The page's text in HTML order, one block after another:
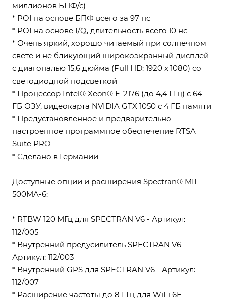
миллионов БПФ/с)
* POI на основе БПФ всего за 97 нс
* POI на основе I/Q, длительность всего 10 нс
* Очень яркий, хорошо читаемый при солнечном
свете и не бликующий широкоэкранный дисплей
с диагональю 15,6 дюйма (Full HD: 1920 x 1080) со
светодиодной подсветкой
* Процессор Intel® Xeon® E-2176 (до 4,4 ГГц) с 64
ГБ ОЗУ, видеокарта NVIDIA GTX 1050 с 4 ГБ памяти
* Предустановленное и предварительно
настроенное программное обеспечение RTSA
Suite PRO
* Сделано в Германии
Доступные опции и расширения Spectran® MIL
500MA-6:
* RTBW 120 МГц для SPECTRAN V6 - Артикул:
112/005
* Внутренний предусилитель SPECTRAN V6 -
Артикул: 112/003
* Внутренний GPS для SPECTRAN V6 - Артикул:
112/007
* Расширение частоты до 8 ГГц для WiFi 6E -